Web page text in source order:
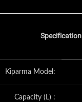
Specification
Kiparma Model:
Capacity (L) :